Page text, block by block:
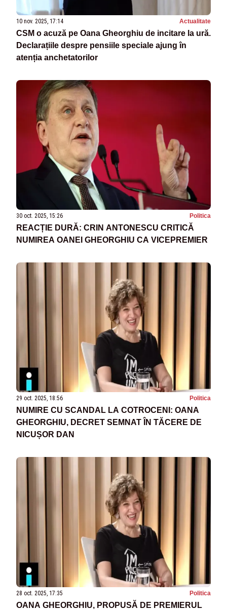
10 nov. 2025, 17:14 Actualitate
CSM o acuză pe Oana Gheorghiu de incitare la ură.
Declarațiile despre pensiile speciale ajung în
atenția anchetatorilor
30 oct. 2025, 15:26 Politica
REACȚIE DURĂ: CRIN ANTONESCU CRITICĂ
NUMIREA OANEI GHEORGHIU CA VICEPREMIER
29 oct. 2025, 18:56 Politica
NUMIRE CU SCANDAL LA COTROCENI: OANA
GHEORGHIU, DECRET SEMNAT ÎN TĂCERE DE
NICUȘOR DAN
28 oct. 2025, 17:35 Politica
OANA GHEORGHIU, PROPUSĂ DE PREMIERUL